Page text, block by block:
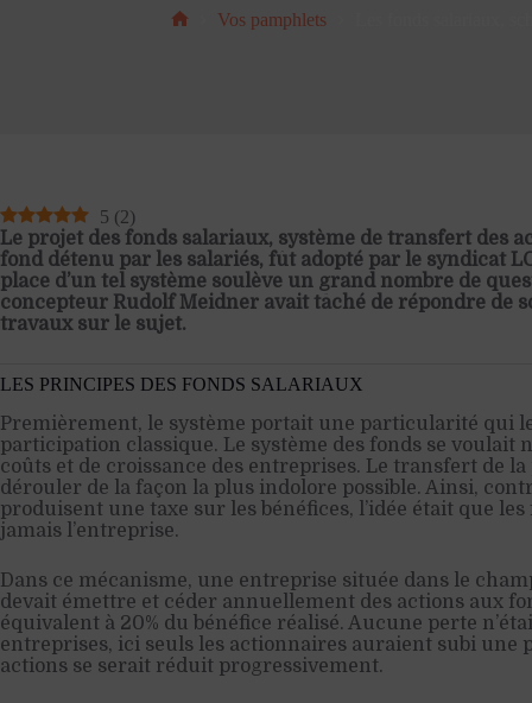
Vos pamphlets
5 (2)
Le projet des fonds salariaux, système de transfert des
fond détenu par les salariés, fût adopté par le syndicat
place d’un tel système soulève un grand nombre de
concepteur Rudolf Meidner avait tâché de répondre de
travaux sur le sujet.
LES PRINCIPES DES FONDS SALARIAUX
Premièrement, le système portait une particularité qui
participation classique. Le système des fonds se voulait
coûts et de croissance des entreprises. Le transfert de
dérouler de la façon la plus indolore possible. Ainsi,
produisent une taxe sur les bénéfices, l’idée était que
jamais l’entreprise.
Dans ce mécanisme, une entreprise située dans le
devait émettre et céder annuellement des actions aux
équivalent à 20% du bénéfice réalisé. Aucune perte
entreprises, ici seuls les actionnaires auraient subi une
actions se serait réduit progressivement.